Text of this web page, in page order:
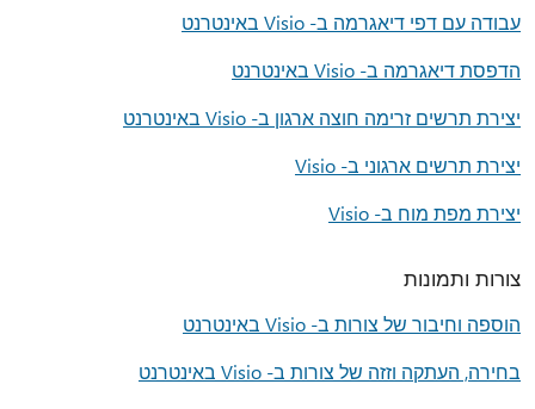
עבודה עם דפי דיאגרמה ב- Visio באינטרנט
הדפסת דיאגרמה ב- Visio באינטרנט
יצירת תרשים זרימה חוצה ארגון ב- Visio באינטרנט
יצירת תרשים ארגוני ב- Visio
יצירת מפת מוח ב- Visio
צורות ותמונות
הוספה וחיבור של צורות ב- Visio באינטרנט
בחירה, העתקה וזזה של צורות ב- Visio באינטרנט